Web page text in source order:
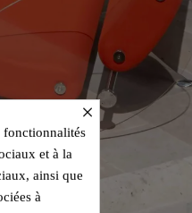
×
fonctionnalités
et à la
ainsi que
à